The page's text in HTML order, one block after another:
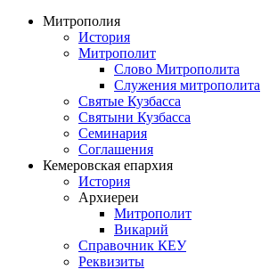
Митрополия
История
Митрополит
Слово Митрополита
Служения митрополита
Святые Кузбасса
Святыни Кузбасса
Семинария
Соглашения
Кемеровская епархия
История
Архиереи
Митрополит
Викарий
Справочник КЕУ
Реквизиты